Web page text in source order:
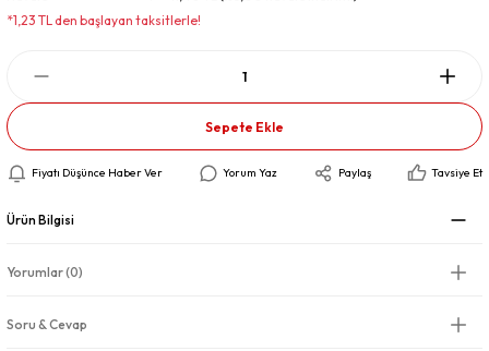
*1,23 TL den başlayan taksitlerle!
Sepete Ekle
Fiyatı Düşünce Haber Ver Yorum Yaz Paylaş Tavsiye Et
Ürün Bilgisi
Yorumlar (0)
Soru & Cevap